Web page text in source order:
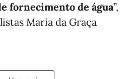
fornecimento de água”,
Maria da Graça